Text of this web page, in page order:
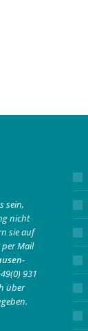
sein,
nicht
sie auf
per Mail
931
über